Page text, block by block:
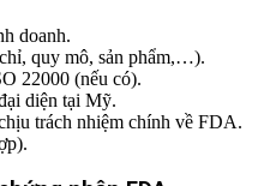
doanh.
quy mô, sản phẩm,…).
22000 (nếu có).
diện tại Mỹ.
trách nhiệm chính về FDA.